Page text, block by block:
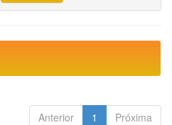
Anterior 1 Próxima